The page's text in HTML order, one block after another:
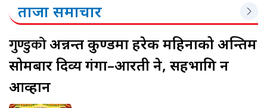
ताजा समाचार
गुण्डुकोअन्नन्त कुण्डमा हरेक महिनाको अन्तिम
सोमबार दिव्य गंगा–आरती हुने, सहभागि हुन
आव्हान